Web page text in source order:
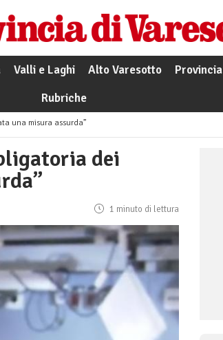
Valli e Laghi Alto Varesotto Provincia
Rubriche
una misura assurda”
dei
1 minuto di lettura